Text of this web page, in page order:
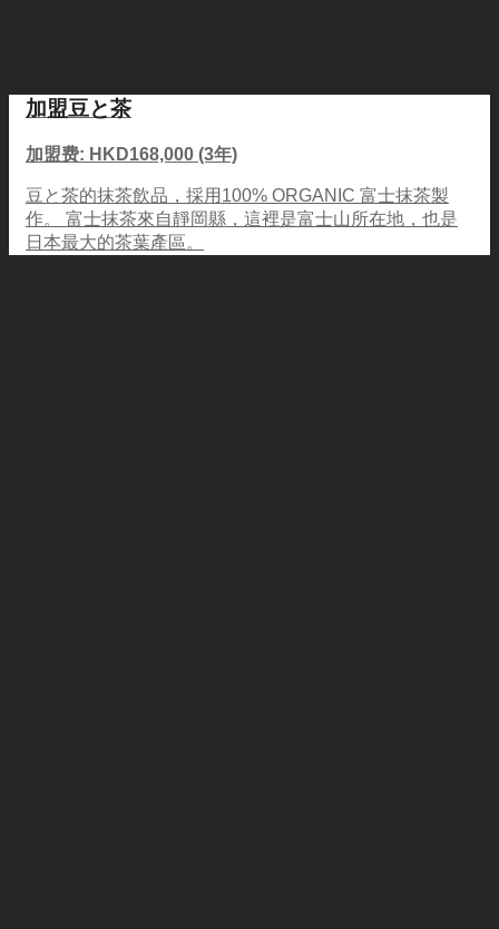
加盟豆と茶
加盟费: HKD168,000 (3年)
豆と茶的抹茶飲品，採用100% ORGANIC 富士抹茶製
作。 富士抹茶來自靜岡縣，這裡是富士山所在地，也是
日本最大的茶葉產區。